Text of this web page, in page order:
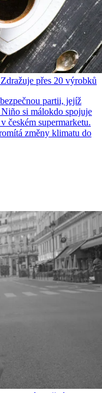
přes 20 výrobků
partii, jejíž
si málokdo spojuje
českém supermarketu.
změny klimatu do